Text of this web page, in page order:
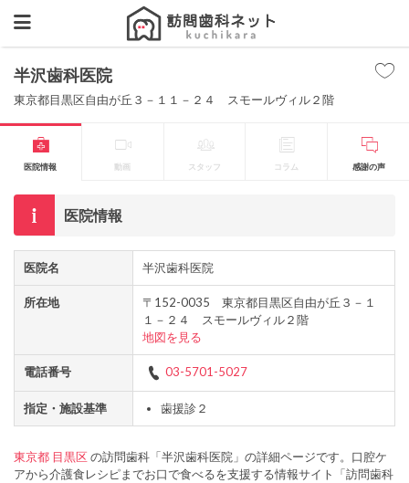
半沢歯科医院
東京都目黒区自由が丘３－１１－２４ スモールヴィル２階
医院情報 動画 スタッフ コラム 感謝の声
医院情報
医院名 半沢歯科医院
所在地
〒152-0035 東京都目黒区自由が丘３－１
１－２４ スモールヴィル２階
地図を見る
電話番号 03-5701-5027
指定・施設基準 歯援診２
東京都 目黒区の訪問歯科「半沢歯科医院」の詳細ページです。口腔ケ
アから介護食レシピまでお口で食べるを支援する情報サイト「訪問歯科